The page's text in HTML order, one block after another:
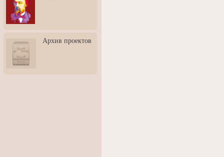
3: Обусловленности
человека и их влияние на
карьеру
скульптором Дмитрием
Тугариновым
АртБульвар в День города
Архив проектов